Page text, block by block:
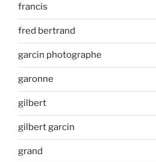
francis
fred bertrand
garcin photographe
garonne
gilbert
gilbert garcin
grand